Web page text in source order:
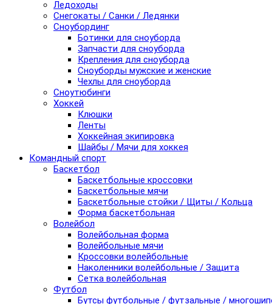
Ледоходы
Снегокаты / Санки / Ледянки
Сноубординг
Ботинки для сноуборда
Запчасти для сноуборда
Крепления для сноуборда
Сноуборды мужские и женские
Чехлы для сноуборда
Сноутюбинги
Хоккей
Клюшки
Ленты
Хоккейная экипировка
Шайбы / Мячи для хоккея
Командный спорт
Баскетбол
Баскетбольные кроссовки
Баскетбольные мячи
Баскетбольные стойки / Щиты / Кольца
Форма баскетбольная
Волейбол
Волейбольная форма
Волейбольные мячи
Кроссовки волейбольные
Наколенники волейбольные / Защита
Сетка волейбольная
Футбол
Бутсы футбольные / футзальные /